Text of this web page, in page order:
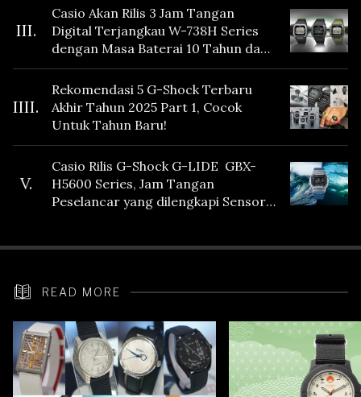
III.
Casio Akan Rilis 3 Jam Tangan
Digital Terjangkau W-738H Series
dengan Masa Baterai 10 Tahun dan
Fitur Vibration
IIII.
Rekomendasi 5 G-Shock Terbaru
Akhir Tahun 2025 Part 1, Cocok
Untuk Tahun Baru!
V.
Casio Rilis G-Shock G-LIDE GBX-
H5600 Series, Jam Tangan
Peselancar yang dilengkapi Sensor
READ MORE